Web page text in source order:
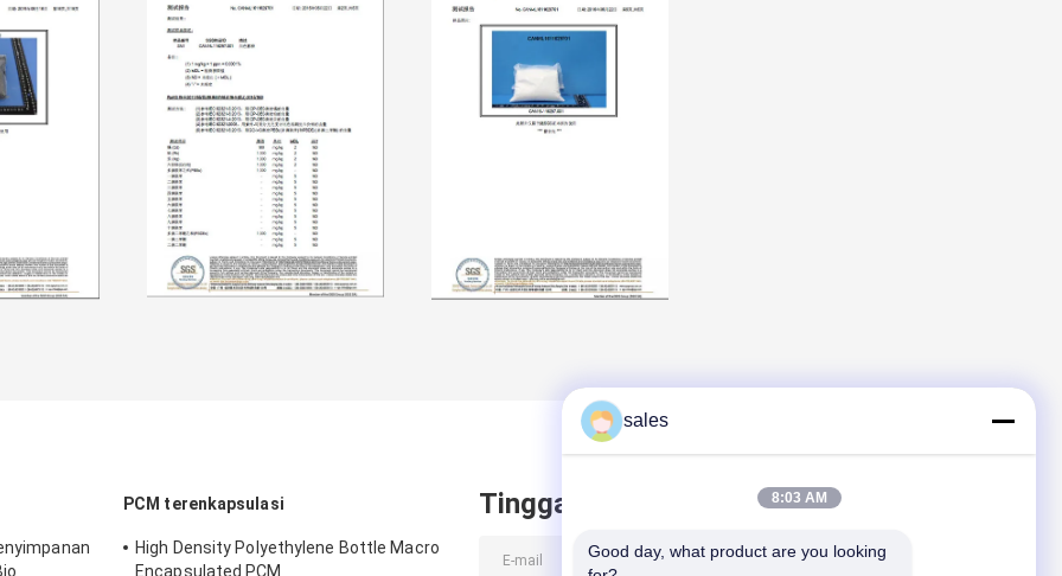
PCM terenkapsulasi
High Density Polyethylene Bottle Macro
Encapsulated PCM
Tinggalkan pesan
sales
8:03 AM
Good day, what product are you looking